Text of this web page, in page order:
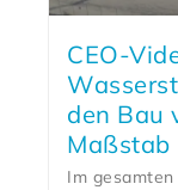
CEO-
den Bau
Maßstab
Im